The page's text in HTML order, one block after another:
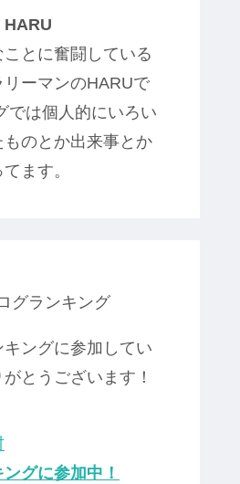
HARU
ことに奮闘している
ーマンのHARUで
では個人的にいろい
のとか出来事とか
ます。
グランキング
キングに参加してい
とうございます！
グに参加中！